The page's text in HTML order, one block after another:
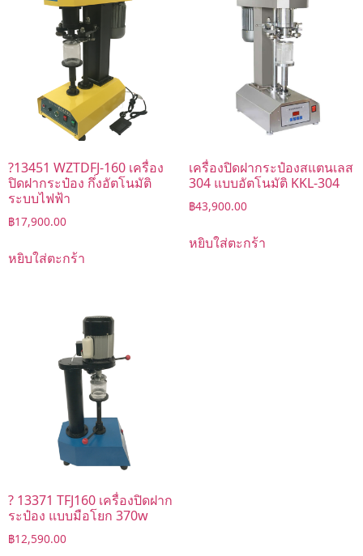
?13451 WZTDFJ-160 เครื่อง
ปิดฝากระป๋อง กึ่งอัตโนมัติ
ระบบไฟฟ้า
฿17,900.00
หยิบใส่ตะกร้า
เครื่องปิดฝากระป๋องสแตนเลส
304 แบบอัตโนมัติ KKL-304
฿43,900.00
หยิบใส่ตะกร้า
? 13371 TFJ160 เครื่องปิดฝาก
ระป๋อง แบบมือโยก 370w
฿12,590.00